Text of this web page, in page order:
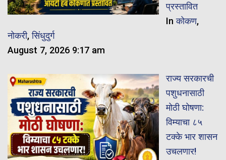
प्रस्तावित
Inकोकण,
नोकरी,सिंधुदुर्ग
August 7, 2026 9:17 am
राज्य सरकारची
पशुधनासाठी
मोठी घोषणा:
विम्याचा ८५
टक्के भार शासन
उचलणार!